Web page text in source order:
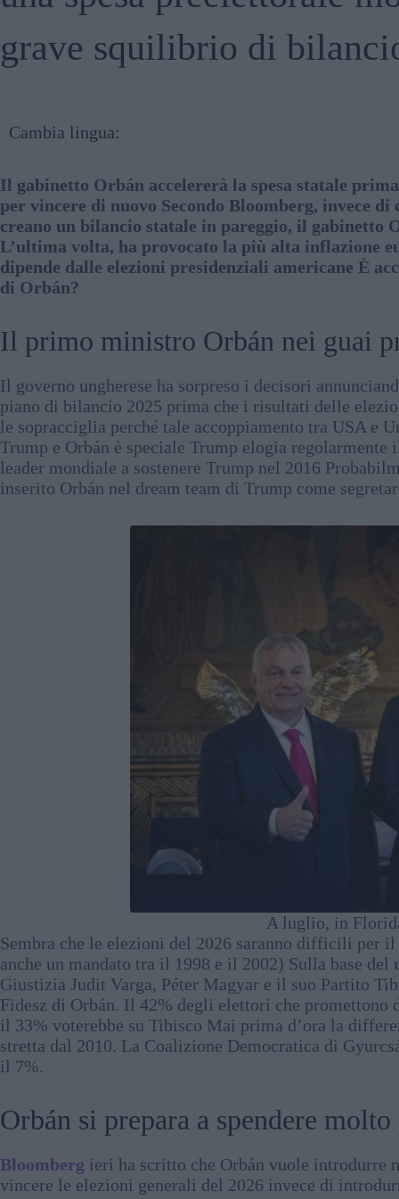
grave squilibrio di
Cambia lingua:
Il gabinetto Orbán accelererà la spesa statale
per vincere di nuovo Secondo Bloomberg, invece
creano un bilancio statale in pareggio, il gabinetto
L’ultima volta, ha provocato la più alta inflazione
dipende dalle elezioni presidenziali americane È
di Orbán?
Il primo ministro Orbán nei guai
Il governo ungherese ha sorpreso i decisori
piano di bilancio 2025 prima che i risultati delle
le sopracciglia perché tale accoppiamento tra USA e
Trump e Orbán è speciale Trump elogia
leader mondiale a sostenere Trump nel 2016
inserito Orbán nel dream team di Trump come
A luglio, in
Sembra che le elezioni del 2026 saranno difficili per
anche un mandato tra il 1998 e il 2002) Sulla base del
Giustizia Judit Varga, Péter Magyar e il suo Partito
Fidesz di Orbán. Il 42% degli elettori che promettono
il 33% voterebbe su Tibisco Mai prima d’ora la
stretta dal 2010. La Coalizione Democratica di
il 7%.
Orbán si prepara a spendere
Bloomberg ieri ha scritto che Orbán vuole introdurre
vincere le elezioni generali del 2026 invece di